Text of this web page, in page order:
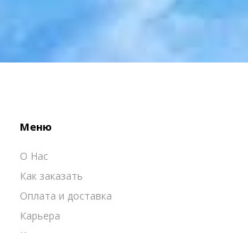
Меню
О Нас
Как заказать
Оплата и доставка
Карьера